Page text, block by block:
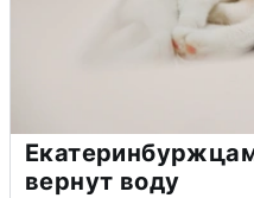
вернут воду